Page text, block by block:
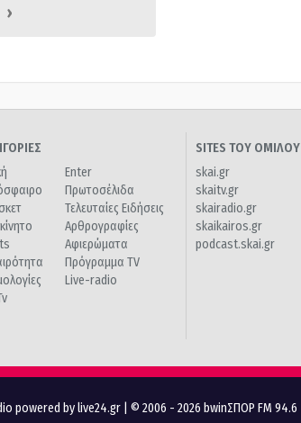
›
Enter
Πρωτοσέλιδα
Τελευταίες Ειδήσεις
Αρθρογραφίες
Αφιερώματα
Πρόγραμμα TV
Live-radio
SITES ΤΟΥ ΟΜΙΛΟΥ
skai.gr
skaitv.gr
skairadio.gr
skaikairos.gr
podcast.skai.gr
powered by live24.gr | © 2006 - 2026 bwinΣΠΟΡ FM 94.6